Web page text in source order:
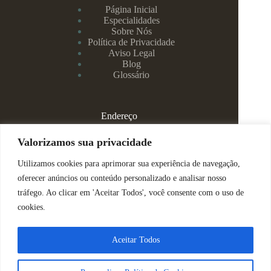
Valorizamos sua privacidade
Utilizamos cookies para aprimorar sua experiência de navegação,
oferecer anúncios ou conteúdo personalizado e analisar nosso
tráfego. Ao clicar em 'Aceitar Todos', você consente com o uso de
cookies.
Aceitar Todos
Página Inicial
Especialidades
Sobre Nós
Política de Privacidade
Aviso Legal
Blog
Glossário
Endereço
Rua Rei Alberto, 108 / 705 - Centro - Juiz de Fora/MG
(32) 99829-3800 - Dra Eduarda
Direitos Reservados @ Tabtech - 2023